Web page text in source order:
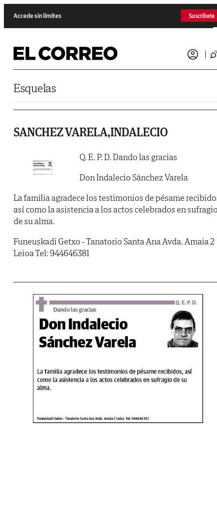
Accede sin límites Suscríbete
Esquelas
SANCHEZ VARELA,INDALECIO
Q. E. P. D. Dando las gracias
Don Indalecio Sánchez Varela
La familia agradece los testimonios de pésame
así como la asistencia a los actos celebrados en
de su alma.
Funeuskadi Getxo - Tanatorio Santa Ana Avda. Amaia 2
Leioa Tel: 944646381